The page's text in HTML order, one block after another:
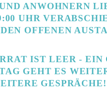
ANWOHNERN
UHR
OFFENEN
IST LEER - EIN
GEHT ES
GESPRÄCHE!